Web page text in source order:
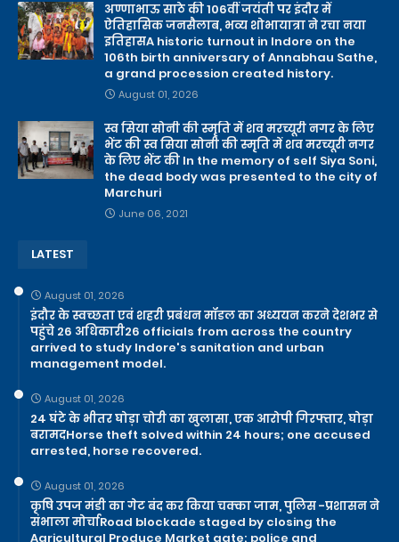
अण्णाभाऊ साठे की 106वीं जयंती पर इंदौर में
ऐतिहासिक जनसैलाब, भव्य शोभायात्रा ने रचा नया
इतिहासA historic turnout in Indore on the
106th birth anniversary of Annabhau Sathe,
a grand procession created history.
August 01, 2026
स्व सिया सोनी की स्मृति में शव मरच्यूरी नगर के लिए
भेंट की स्व सिया सोनी की स्मृति में शव मरच्यूरी नगर
के लिए भेंट की In the memory of self Siya Soni,
the dead body was presented to the city of
Marchuri
June 06, 2021
LATEST
August 01, 2026
इंदौर के स्वच्छता एवं शहरी प्रबंधन मॉडल का अध्ययन करने देशभर से
पहुंचे 26 अधिकारी26 officials from across the country
arrived to study Indore's sanitation and urban
management model.
August 01, 2026
24 घंटे के भीतर घोड़ा चोरी का खुलासा, एक आरोपी गिरफ्तार, घोड़ा
बरामदHorse theft solved within 24 hours; one accused
arrested, horse recovered.
August 01, 2026
कृषि उपज मंडी का गेट बंद कर किया चक्का जाम, पुलिस -प्रशासन ने
संभाला मोर्चाRoad blockade staged by closing the
Agricultural Produce Market gate; police and